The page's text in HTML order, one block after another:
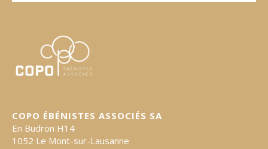
COPO ÉBÉNISTES ASSOCIÉS SA
En Budron H14
1052 Le Mont-sur-Lausanne